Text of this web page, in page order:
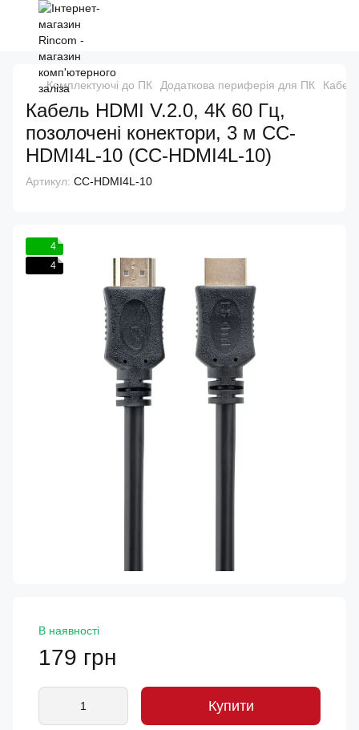
Комплектуючі до ПК Додаткова периферія для ПК
Кабель HDMI V.2.0, 4К 60 Гц,
позолочені конектори, 3 м CC-
HDMI4L-10 (CC-HDMI4L-10)
Артикул: CC-HDMI4L-10
4
4
В наявності
179 грн
Купити